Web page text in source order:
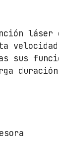
láser
sus
duración